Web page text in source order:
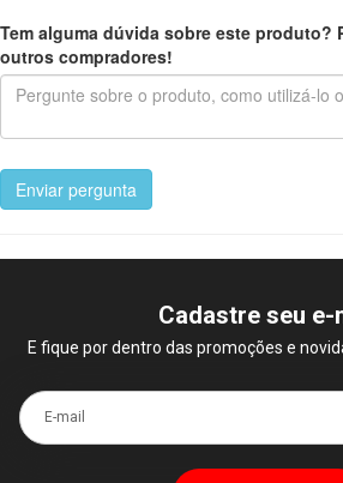
Tem alguma dúvida sobre este produto?
outros compradores!
Enviar pergunta
Cadastre seu e-
E fique por dentro das promoções e
E-mail